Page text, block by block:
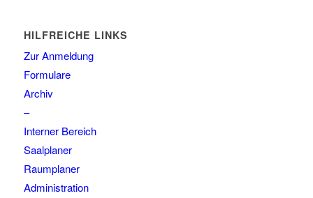
HILFREICHE LINKS
Zur Anmeldung
Formulare
Archiv
–
Interner Bereich
Saalplaner
Raumplaner
Administration